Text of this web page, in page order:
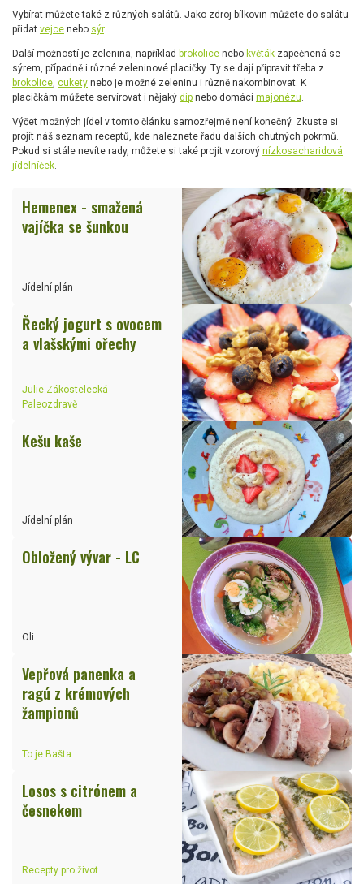
Vybírat můžete také z různých salátů. Jako zdroj bílkovin můžete do salátu
přidat vejce nebo sýr.
Další možností je zelenina, například brokolice nebo květák zapečnená se
sýrem, případně i různé zeleninové placičky. Ty se dají připravit třeba z
brokolice, cukety nebo je možné zeleninu i různě nakombinovat. K
placičkám můžete servírovat i nějaký dip nebo domácí majonézu.
Výčet možných jídel v tomto článku samozřejmě není konečný. Zkuste si
projít náš seznam receptů, kde naleznete řadu dalších chutných pokrmů.
Pokud si stále nevíte rady, můžete si také projít vzorový nízkosacharidová
jídelníček.
Hemenex - smažená
vajíčka se šunkou
Jídelní plán
Řecký jogurt s ovocem
a vlašskými ořechy
Julie Zákostelecká -
Paleozdravě
Kešu kaše
Jídelní plán
Obložený vývar - LC
Oli
Vepřová panenka a
ragú z krémových
žampionů
To je Bašta
Losos s citrónem a
česnekem
Recepty pro život